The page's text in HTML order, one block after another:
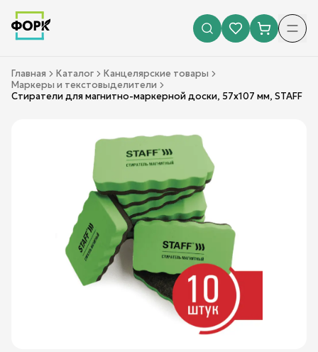
Главная Каталог
Канцелярские товары
Маркеры и текстовыделители
Стиратели для магнитно-маркерной доски, 57х107 мм, STAFF